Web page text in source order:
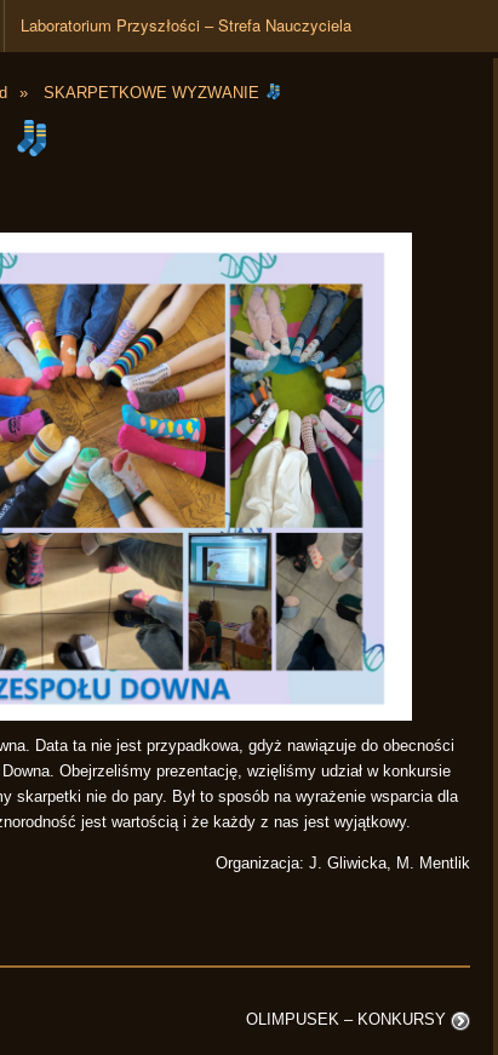
Laboratorium Przyszłości – Strefa Nauczyciela
SKARPETKOWE WYZWANIE
Data ta nie jest przypadkowa, gdyż nawiązuje do obecności
Obejrzeliśmy prezentację, wzięliśmy udział w konkursie
skarpetki nie do pary. Był to sposób na wyrażenie wsparcia dla
jest wartością i że każdy z nas jest wyjątkowy.
Organizacja: J. Gliwicka, M. Mentlik
OLIMPUSEK – KONKURSY